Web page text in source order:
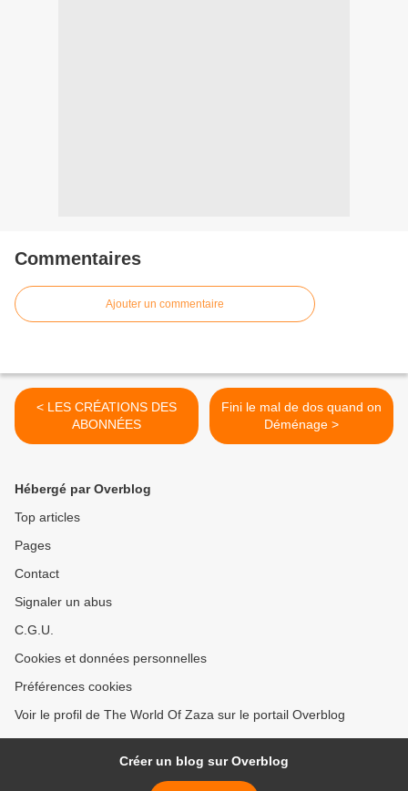
Commentaires
Ajouter un commentaire
< LES CRÉATIONS DES
ABONNÉES
Fini le mal de dos quand on
Déménage >
Hébergé par Overblog
Top articles
Pages
Contact
Signaler un abus
C.G.U.
Cookies et données personnelles
Préférences cookies
Voir le profil de The World Of Zaza sur le portail Overblog
Créer un blog sur Overblog